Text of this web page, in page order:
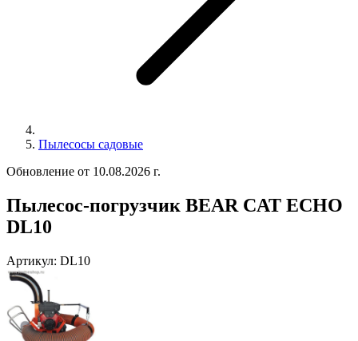
Пылесосы садовые
Обновление от 10.08.2026 г.
Пылесос-погрузчик BEAR CAT ECHO
DL10
Артикул: DL10